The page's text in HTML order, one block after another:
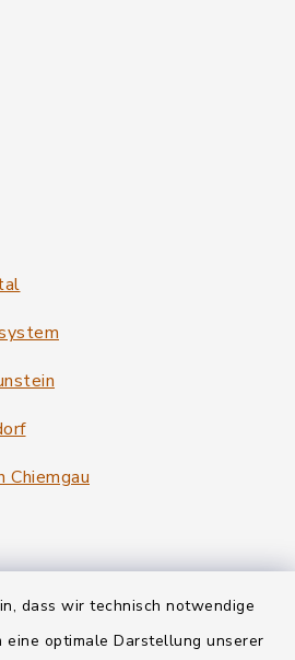
dass wir technisch notwendige
eine optimale Darstellung unserer
Kontakt